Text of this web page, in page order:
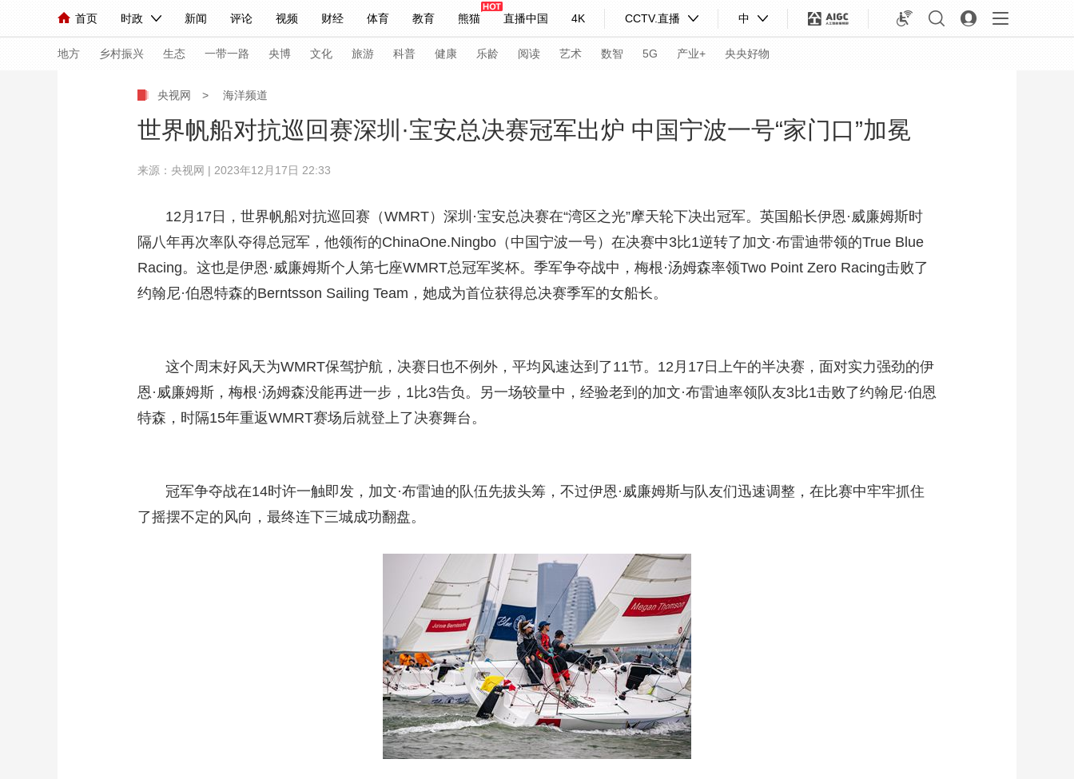
首页 时政 新闻 评论 视频 财经 体育 教育 熊猫 直播中国 4K CCTV.直播 中
人民领袖习近平 联播+ 中国领导人 央视快评 习式妙语 热解读 天天学习
直播 栏目大全 节目单 听音 微视频 主持人 下载央视影音
海外频道 iPanda English Монгол
地方 乡村振兴 生态 一带一路 央博 文化 旅游 科普 健康 乐龄 阅读 艺术 数智 5G 产业+ 央央好物
人民领袖习近平 联播+ 热解读 天天学习 习式妙语 央视快评 央视网评 光华锐评 锋面
小央视频 小央直播 直播中国 熊猫频道 VR/AR 4K专区 全景新闻
比划 快看 蓝海中国 新兵请入列 人生第一次 人生第二次
教育 乡村振兴 生态环境 一带一路 央博 非遗 旅游 健康 乐龄 阅读 艺术 汽车 数智 5G 产业+
大国展会 大国保险 云顶对话 云起 超级工厂
CCTV.节目官网 直播 节目单 栏目 片库 热播榜
央视网 > 海洋频道
世界帆船对抗巡回赛深圳·宝安总决赛冠军出炉 中国宁波一号“家门口”加冕
来源：央视网 | 2023年12月17日 22:33
12月17日，世界帆船对抗巡回赛（WMRT）深圳·宝安总决赛在“湾区之光”摩天轮下决出冠军。英国船长伊恩·威廉姆斯时
隔八年再次率队夺得总冠军，他领衔的ChinaOne.Ningbo（中国宁波一号）在决赛中3比1逆转了加文·布雷迪带领的True Blue
Racing。这也是伊恩·威廉姆斯个人第七座WMRT总冠军奖杯。季军争夺战中，梅根·汤姆森率领Two Point Zero Racing击败了
约翰尼·伯恩特森的Berntsson Sailing Team，她成为首位获得总决赛季军的女船长。
这个周末好风天为WMRT保驾护航，决赛日也不例外，平均风速达到了11节。12月17日上午的半决赛，面对实力强劲的伊
恩·威廉姆斯，梅根·汤姆森没能再进一步，1比3告负。另一场较量中，经验老到的加文·布雷迪率领队友3比1击败了约翰尼·伯恩
特森，时隔15年重返WMRT赛场后就登上了决赛舞台。
冠军争夺战在14时许一触即发，加文·布雷迪的队伍先拔头筹，不过伊恩·威廉姆斯与队友们迅速调整，在比赛中牢牢抓住
了摇摆不定的风向，最终连下三城成功翻盘。